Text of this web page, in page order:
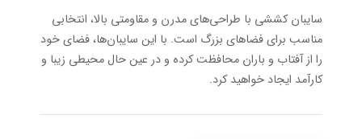
سایبان کششی با طراحی‌های مدرن و مقاومتی بالا، انتخابی
مناسب برای فضاهای بزرگ است. با این سایبان‌ها، فضای خود
را از آفتاب و باران محافظت کرده و در عین حال محیطی زیبا و
کارآمد ایجاد خواهید کرد.